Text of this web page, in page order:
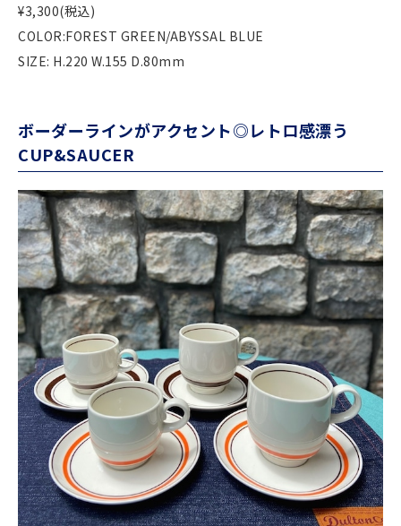
¥3,300(税込)
COLOR:FOREST GREEN/ABYSSAL BLUE
SIZE: H.220 W.155 D.80mm
ボーダーラインがアクセント◎レトロ感漂う
CUP&SAUCER